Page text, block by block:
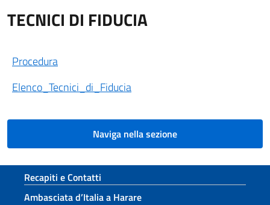
TECNICI DI FIDUCIA
Procedura
Elenco_Tecnici_di_Fiducia
Naviga nella sezione
Sezione footer
Recapiti e Contatti
Ambasciata d’Italia a Harare